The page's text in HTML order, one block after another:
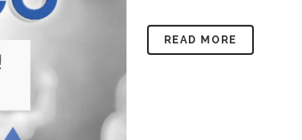
READ MORE